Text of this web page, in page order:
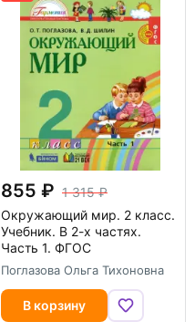
855
1 315
Окружающий мир. 2 класс.
Учебник. В 2-х частях.
Часть 1. ФГОС
Поглазова Ольга Тихоновна
В корзину